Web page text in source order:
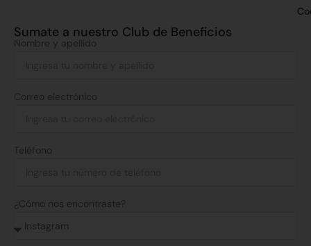
Sumate a nuestro Club de Beneficios
Nombre y apellido
Correo electrónico
Teléfono
¿Cómo nos encontraste?